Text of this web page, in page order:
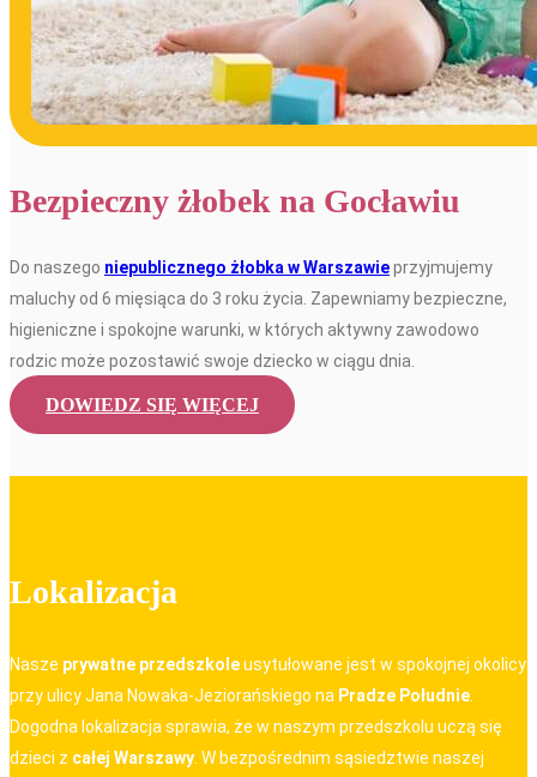
Bezpieczny żłobek na Gocławiu
Do naszego niepublicznego żłobka w Warszawieprzyjmujemy
maluchy od 6 mięsiąca do 3 roku życia. Zapewniamy bezpieczne,
higieniczne i spokojne warunki, w których aktywny zawodowo
rodzic może pozostawić swoje dziecko w ciągu dnia.
DOWIEDZ SIĘ WIĘCEJ
Lokalizacja
Nasze prywatne przedszkoleusytułowane jest w spokojnej okolicy
przy ulicy Jana Nowaka-Jeziorańskiego na Pradze Południe
Dogodna lokalizacja sprawia, że w naszym przedszkolu uczą się
dzieci z całej Warszawy . W bezpośrednim sąsiedztwie naszej